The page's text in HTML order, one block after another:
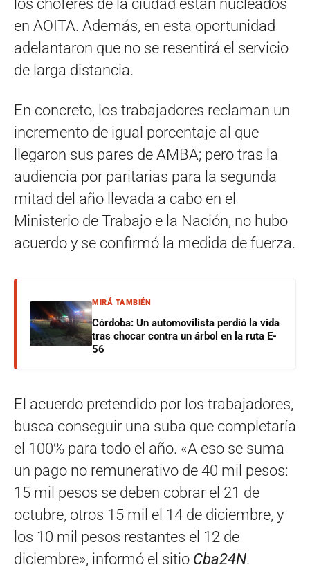
los choferes de la ciudad están nucleados
en AOITA. Además, en esta oportunidad
adelantaron que no se resentirá el servicio
de larga distancia.
En concreto, los trabajadores reclaman un
incremento de igual porcentaje al que
llegaron sus pares de AMBA; pero tras la
audiencia por paritarias para la segunda
mitad del año llevada a cabo en el
Ministerio de Trabajo e la Nación, no hubo
acuerdo y se confirmó la medida de fuerza.
MIRÁ TAMBIÉN
Córdoba: Un automovilista perdió la vida
tras chocar contra un árbol en la ruta E-
56
El acuerdo pretendido por los trabajadores,
busca conseguir una suba que completaría
el 100% para todo el año. «A eso se suma
un pago no remunerativo de 40 mil pesos:
15 mil pesos se deben cobrar el 21 de
octubre, otros 15 mil el 14 de diciembre, y
los 10 mil pesos restantes el 12 de
diciembre», informó el sitio Cba24N.